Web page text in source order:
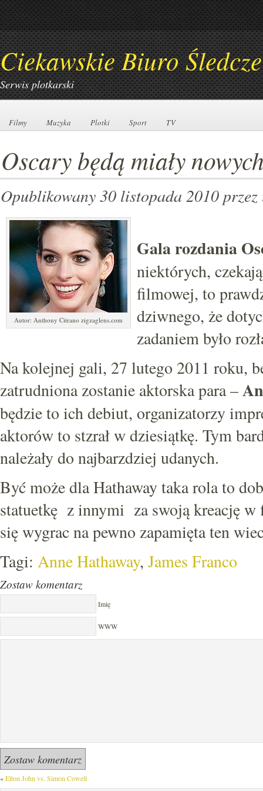
Ciekawskie Biuro Śledcze
Serwis plotkarski
Filmy
Filmy Muzyka
Muzyka Plotki
Plotki Sport
Sport TV
TV
Oscary będą miały
Opublikowany 30 listopada 2010
Autor: Anthony Citrano zigzaglens.com
Gala rozdania
niektórych,
filmowej, to
dziwnego, że
zadaniem było
Na kolejnej gali, 27 lutego 2011 roku,
zatrudniona zostanie aktorska para –
będzie to ich debiut, organizatorzy
aktorów to stzrał w dziesiątkę. Tym
należały do najbarzdziej udanych.
Być może dla Hathaway taka rola to
statuetkę z innymi za swoją kreację
się wygrac na pewno zapamięta ten
Tagi: Anne Hathaway, James Franco
Zostaw komentarz
Imię
WWW
«Elton John vs. Simon Cowell